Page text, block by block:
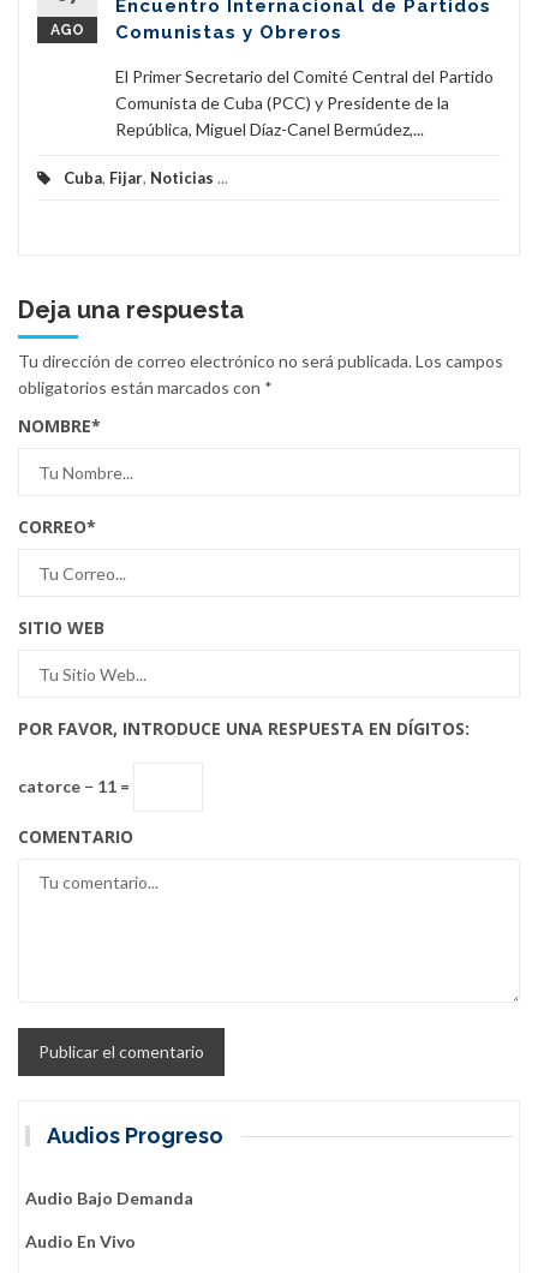
AGO
Encuentro Internacional de Partidos
Comunistas y Obreros
El Primer Secretario del Comité Central del Partido
Comunista de Cuba (PCC) y Presidente de la
República, Miguel Díaz-Canel Bermúdez,...
Cuba, Fijar, Noticias ...
Deja una respuesta
Tu dirección de correo electrónico no será publicada.Los campos
obligatorios están marcados con *
NOMBRE*
CORREO*
SITIO WEB
POR FAVOR, INTRODUCE UNA RESPUESTA EN DÍGITOS:
catorce − 11 =
COMENTARIO
Audios Progreso
Audio Bajo Demanda
Audio En Vivo